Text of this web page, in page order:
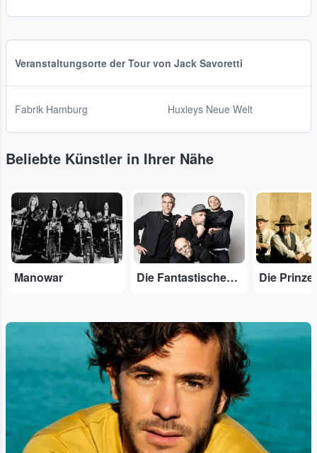
Veranstaltungsorte der Tour von Jack Savoretti
Fabrik Hamburg Huxleys Neue Welt
Beliebte Künstler in Ihrer Nähe
...
Manowar Die Fantastischen Vier
...
Die